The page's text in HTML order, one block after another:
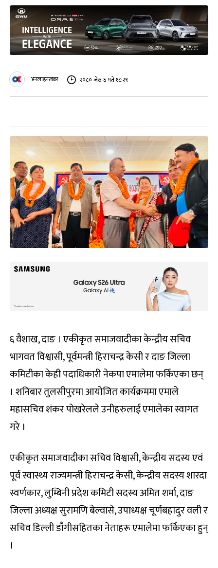
अनलाइनखबर २०८० जेठ ६ गते १८:२९
६ वैशाख, दाङ । एकीकृत समाजवादीका केन्द्रीय सचिव
भागवत विश्वासी, पूर्वमन्त्री हिराचन्द्र केसी र दाङ जिल्ला
कमिटीका केही पदाधिकारी नेकपा एमालेमा फर्किएका छन्
। शनिबार तुलसीपुरमा आयोजित कार्यक्रममा एमाले
महासचिव शंकर पोखरेलले उनीहरुलाई एमालेका स्वागत
गरे ।
एकीकृत समाजवादीका सचिव विश्वासी, केन्द्रीय सदस्य एवं
पूर्व स्वास्थ्य राज्यमन्त्री हिराचन्द्र केसी, केन्द्रीय सदस्य शारदा
स्वर्णकार, लुम्बिनी प्रदेश कमिटी सदस्य अमित शर्मा, दाङ
जिल्ला अध्यक्ष सुरामणि बेल्वासे, उपाध्यक्ष चूर्णबहादुर वली र
सचिव डिल्ली डाँगीसहितका नेताहरू एमालेमा फर्किएका हुन्
।